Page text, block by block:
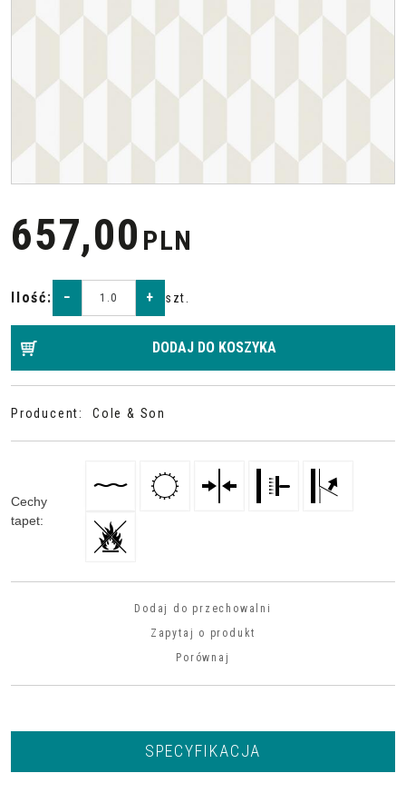
657,00 PLN
Ilość: − + szt.
DODAJ DO KOSZYKA
Producent: Cole & Son
Cechy
tapet:
Dodaj do przechowalni
Zapytaj o produkt
Porównaj
SPECYFIKACJA